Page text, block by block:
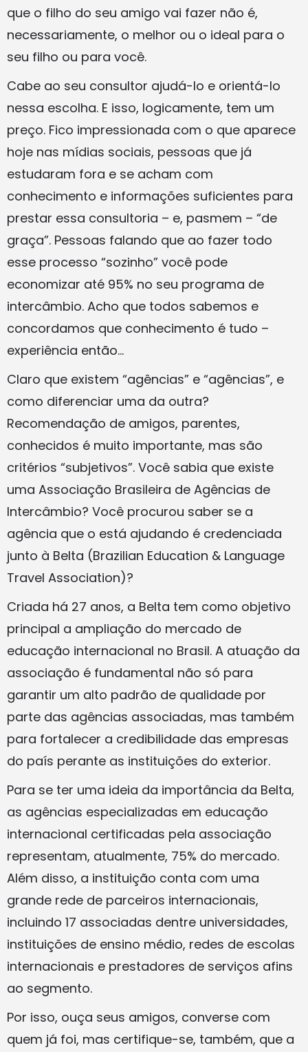
que o filho do seu amigo vai fazer não é,
necessariamente, o melhor ou o ideal para o
seu filho ou para você.
Cabe ao seu consultor ajudá-lo e orientá-lo
nessa escolha. E isso, logicamente, tem um
preço. Fico impressionada com o que aparece
hoje nas mídias sociais, pessoas que já
estudaram fora e se acham com
conhecimento e informações suficientes para
prestar essa consultoria – e, pasmem – “de
graça”. Pessoas falando que ao fazer todo
esse processo “sozinho” você pode
economizar até 95% no seu programa de
intercâmbio. Acho que todos sabemos e
concordamos que conhecimento é tudo –
experiência então…
Claro que existem “agências” e “agências”, e
como diferenciar uma da outra?
Recomendação de amigos, parentes,
conhecidos é muito importante, mas são
critérios “subjetivos”. Você sabia que existe
uma Associação Brasileira de Agências de
Intercâmbio? Você procurou saber se a
agência que o está ajudando é credenciada
junto à Belta (Brazilian Education & Language
Travel Association)?
Criada há 27 anos, a Belta tem como objetivo
principal a ampliação do mercado de
educação internacional no Brasil. A atuação da
associação é fundamental não só para
garantir um alto padrão de qualidade por
parte das agências associadas, mas também
para fortalecer a credibilidade das empresas
do país perante as instituições do exterior.
Para se ter uma ideia da importância da Belta,
as agências especializadas em educação
internacional certificadas pela associação
representam, atualmente, 75% do mercado.
Além disso, a instituição conta com uma
grande rede de parceiros internacionais,
incluindo 17 associadas dentre universidades,
instituições de ensino médio, redes de escolas
internacionais e prestadores de serviços afins
ao segmento.
Por isso, ouça seus amigos, converse com
quem já foi, mas certifique-se, também, que a